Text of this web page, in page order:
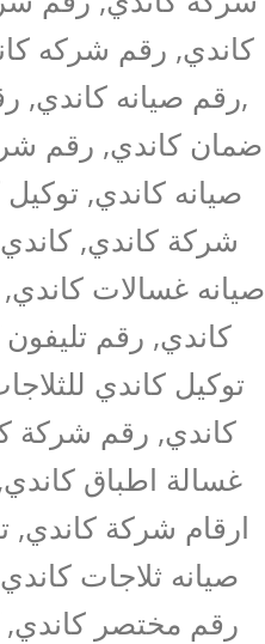
كاندي, رقم شركه
,رقم صيانه كاندي,
ضمان كاندي, رقم
صيانه كاندي,
شركة كاندي,
صيانه غسالات
كاندي, رقم
توكيل كاندي
كاندي, رقم شركة
غسالة اطباق
ارقام شركة كاندي,
صيانه ثلاجات
رقم مختصر كاندي,